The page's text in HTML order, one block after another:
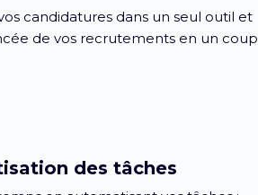
candidatures dans un seul outil et
de vos recrutements en un coup
des tâches